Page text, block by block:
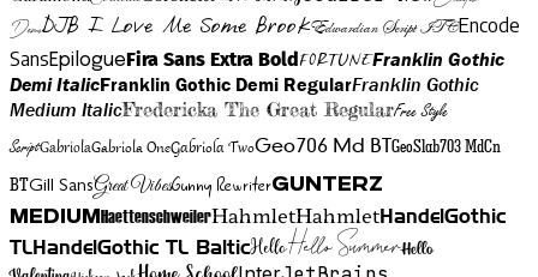
DemoDJB I Love Me Some BrookEdwardian Script ITCEncode
SansEpilogueFira Sans Extra BoldFortuneFranklin Gothic
Demi ItalicFranklin Gothic Demi RegularFranklin Gothic
Medium ItalicFredericka The Great RegularFree Style
ScriptGabriolaGabriola OneGabriola TwoGeo706 Md BTGeoSlab703 MdCn
BTGill SansGreat VibesGunny RewriterGunterz
Medium HaettenschweilerHahmletHahmletHandelGothic
TLHandelGothic TL BalticHelloHello SummerHello